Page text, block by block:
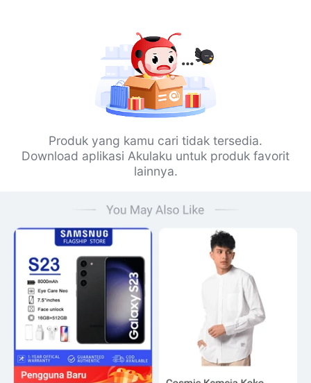
Produk yang kamu cari tidak tersedia.
Download aplikasi Akulaku untuk produk favorit
lainnya.